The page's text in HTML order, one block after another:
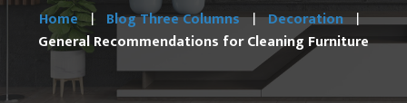
Home Blog Three Columns
Decoration
General Recommendations for Cleaning Furniture